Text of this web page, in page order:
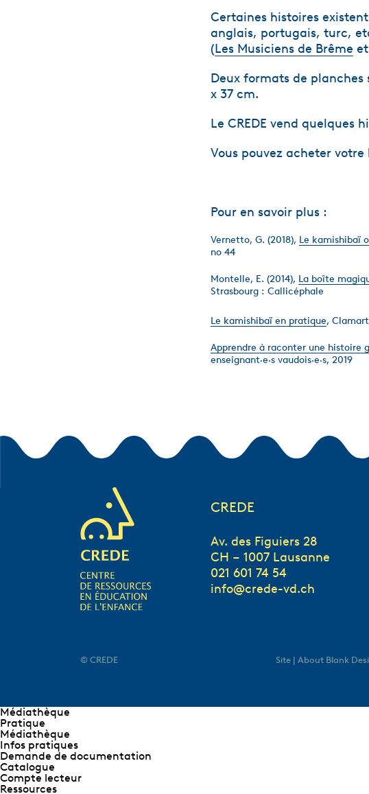
Certaines histoires
anglais, portugais, turc,
(Les Musiciens de Brême et
Deux formats de
x 37 cm.
Le CREDE vend quelques
Vous pouvez acheter
Pour en savoir plus :
Vernetto, G. (2018), Le kamishibaï
no 44
Montelle, E. (2014), La boîte
Strasbourg : Callicéphale
Le kamishibaï en pratique,
Apprendre à raconter une histoire
enseignant·e·s vaudois·e·s, 2019
CREDE
Av. des Figuiers 28
CH – 1007 Lausanne
021 601 74 54
info@crede-vd.ch
© CREDE Site | About Blank
Médiathèque
Pratique
Médiathèque
Infos pratiques
Demande de documentation
Catalogue
Compte lecteur
Ressources